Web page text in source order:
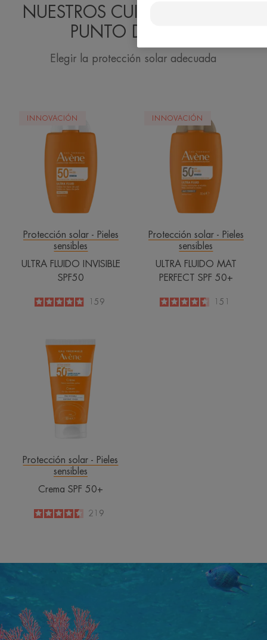
NUESTROS CUIDADOS EN EL
PUNTO DE MIRA
Elegir la protección solar adecuada
INVISIBLE
SPF50
INNOVACIÓN
Protección solar - Pieles
sensibles
ULTRA FLUIDO INVISIBLE
SPF50
4.9
/5159
FLUIDO
PERFECT
SPF
50+
INNOVACIÓN
Protección solar - Pieles
sensibles
ULTRA FLUIDO MAT
PERFECT SPF 50+
4.6
/5151
SPF
50+
Protección solar - Pieles
sensibles
Crema SPF 50+
4.5
/
5
219